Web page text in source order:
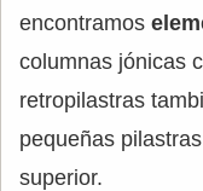
encontramos
columnas jónicas
retropilastras
pequeñas
superior.